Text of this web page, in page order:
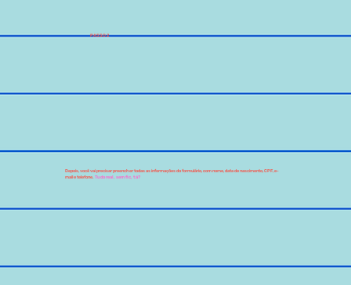
PASSO 2
Depois, você vai precisar preencher todas as informações do formulário, com nome, data de nascimento, CPF, e-
mail e telefone.Tudo real, sem fic, tá?